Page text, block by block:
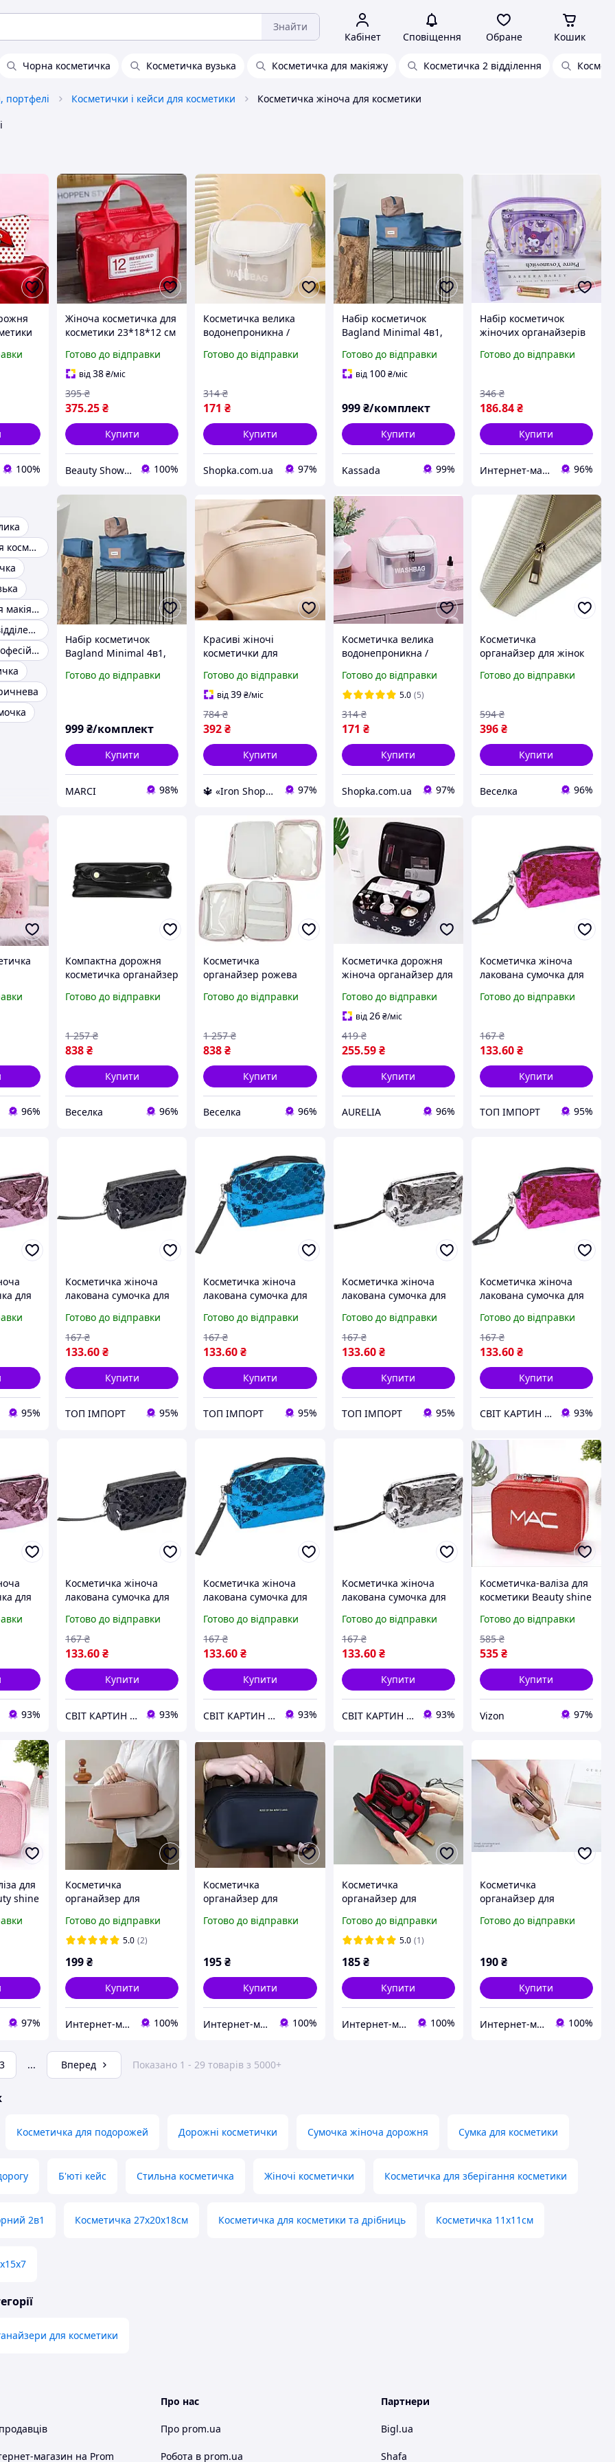
Знайти
Кабінет Сповіщення Обране Кошик
Чорна косметичка Косметичка вузька Косметичка для макіяжу Косметичка 2 відділення
портфелі Косметички і кейси для косметики Косметичка жіноча для косметики
100%
Жіноча косметичка для
косметики 23*18*12 см
Готово до відправки
від38₴/міс
375.25₴
395 ₴
Купити
Beauty Showroom 100%
Косметичка велика
водонепроникна /
Сумка для косметики
Готово до відправки
171 ₴
314 ₴
Купити
Shopka.com.ua 97%
Набір косметичок
Bagland Minimal 4в1,
органайзер для
косметики бегленд
Готово до відправки
від 100 ₴/міс
999 ₴/комплект
Купити
Kassada 99%
Набір косметичок
жіночих органайзерів
дівчинки 3 шт (Kuromi )
kitty, Санріо Кітті,
Мелоді
Готово до відправки
186.84₴
346 ₴
Купити
Интернет-магазин "Korni" 96%
Косметички для косметики
Косметичка для макіяжу
Косметичка 2 відділення
Косметички професійні
Набір косметичок
Bagland Minimal 4в1,
органайзер для
Готово до відправки
999₴/комплект
Купити
MARCI 98%
Красиві жіночі
косметички для
кольору для жінок
Косметичка для
дорожніх речей
Готово до відправки
від39₴/міс
392₴
784 ₴
Купити
🔱 «Iron Shop» Компетентність! Якість товару! Швидка відправка! ✅ 97%
Косметичка велика
водонепроникна /
Сумка для косметики
Готово до відправки
5.0 (5)
171 ₴
314 ₴
Купити
Shopka.com.ua 97%
Косметичка
органайзер для жінок
кишенями для
FLAME
Готово до відправки
396₴
594 ₴
Купити
Веселка 96%
96%
Компактна дорожня
косметичка органайзер
блискавкою чорна
Готово до відправки
838₴
1 257 ₴
Купити
Веселка 96%
Косметичка
органайзер рожева
прозорими відсіками
Готово до відправки
838₴
1 257 ₴
Купити
Веселка 96%
Косметичка дорожня
жіноча органайзер для
містка сумка-несесер із
квітковим принтом
Готово до відправки
від 26 ₴/міс
255.59 ₴
419 ₴
Купити
AURELIA 96%
Косметичка жіноча
лакована сумочка для
одне відділення
Готово до відправки
133.60₴
167 ₴
Купити
ТОП ІМПОРТ 95%
для
95%
Косметичка жіноча
лакована сумочка для
одне відділення
19*10*7см Чорна
Готово до відправки
133.60₴
167 ₴
Купити
ТОП ІМПОРТ 95%
Косметичка жіноча
лакована сумочка для
одне відділення
19*10*7см Синя
Готово до відправки
133.60₴
167 ₴
Купити
ТОП ІМПОРТ 95%
Косметичка жіноча
лакована сумочка для
одне відділення
19*10*7см Срібляста
Готово до відправки
133.60 ₴
167 ₴
Купити
ТОП ІМПОРТ 95%
Косметичка жіноча
лакована сумочка для
одне відділення
19*10*7см Малинова
Готово до відправки
133.60₴
167 ₴
Купити
СВІТ КАРТИН - Перший в Україні інтернет-супермаркет картин за номерами. 93%
для
93%
Косметичка жіноча
лакована сумочка для
одне відділення
19*10*7см Чорна
Готово до відправки
133.60₴
167 ₴
Купити
СВІТ КАРТИН - Перший в Україні інтернет-супермаркет картин за номерами. 93%
Косметичка жіноча
лакована сумочка для
одне відділення
19*10*7см Синя
Готово до відправки
133.60₴
167 ₴
Купити
СВІТ КАРТИН - Перший в Україні інтернет-супермаркет картин за номерами. 93%
Косметичка жіноча
лакована сумочка для
одне відділення
19*10*7см Срібляста
Готово до відправки
133.60 ₴
167 ₴
Купити
СВІТ КАРТИН - Перший в Україні інтернет-супермаркет картин за номерами. 93%
Косметичка-валіза для
косметики Beauty shine
Готово до відправки
535₴
585 ₴
Купити
Vizon 97%
для
shine
97%
Косметичка
органайзер для
на блискавці світло-
рожевий жіноча
Готово до відправки
5.0 (2)
199₴
Купити
Интернет-магазин ГАБРИЭЛЬ 100%
Косметичка
органайзер для
на блискавці чорний
Готово до відправки
195₴
Купити
Интернет-магазин ГАБРИЭЛЬ 100%
Косметичка
органайзер для
жіноча
Готово до відправки
5.0 (1)
185 ₴
Купити
Интернет-магазин ГАБРИЭЛЬ 100%
Косметичка
органайзер для
жіноча
Готово до відправки
190₴
Купити
Интернет-магазин ГАБРИЭЛЬ 100%
3 ... Вперед Показано 1 - 29 товарів з 5000+
Косметичка для подорожей Дорожні косметички Сумочка жіноча дорожня Сумка для косметики
Б'юті кейс Стильна косметичка Жіночі косметички Косметичка для зберігання косметики
2в1 Косметичка 27х20х18см Косметичка для косметики та дрібниць Косметичка 11х11см
для косметики
магазин на Prom
Про нас
Про prom.ua
Робота в prom.ua
Партнери
Bigl.ua
Shafa